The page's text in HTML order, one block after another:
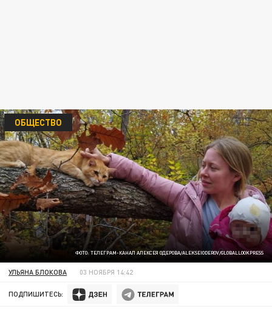
ФОТО: ТЕЛЕГРАМ-КАНАЛ АЛЕКСЕЯ ОДЕРОВА/ALEKSEIODEROV/GLOBALLOOKPRESS
ОБЩЕСТВО
УЛЬЯНА БЛОКОВА 03 НОЯБРЯ 14:42
ПОДПИШИТЕСЬ: